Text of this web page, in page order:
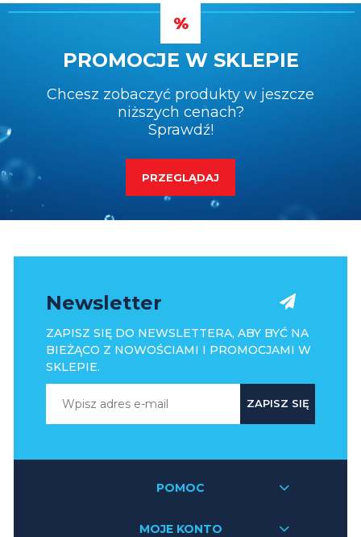
PROMOCJE W SKLEPIE
Chcesz zobaczyć produkty w jeszcze
niższych cenach?
Sprawdź!
PRZEGLĄDAJ
Newsletter
ZAPISZ SIĘ DO NEWSLETTERA, ABY BYĆ NA
BIEŻĄCO Z NOWOŚCIAMI I PROMOCJAMI W
SKLEPIE.
ZAPISZ SIĘ
POMOC
MOJE KONTO